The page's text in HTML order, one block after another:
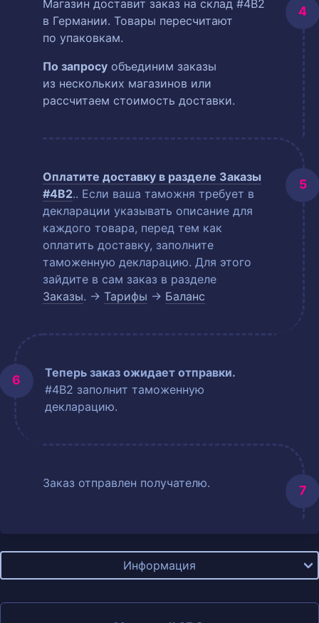
Магазин доставит заказ на склад #4B2
в Германии. Товары пересчитают
по упаковкам.
По запросу объединим заказы
из нескольких магазинов или
рассчитаем стоимость доставки.
Оплатите доставку в разделе Заказы
#4B2.. Если ваша таможня требует в
декларации указывать описание для
каждого товара, перед тем как
оплатить доставку, заполните
таможенную декларацию. Для этого
зайдите в сам заказ в разделе
Заказы. → Тарифы → Баланс
Теперь заказ ожидает отправки.
#4B2 заполнит таможенную
декларацию.
Заказ отправлен получателю.
Информация